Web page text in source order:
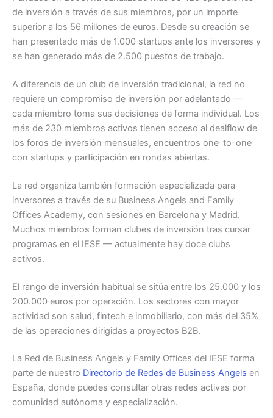
de inversión a través de sus miembros, por un importe
superior a los 56 millones de euros. Desde su creación se
han presentado más de 1.000 startups ante los inversores y
se han generado más de 2.500 puestos de trabajo.
A diferencia de un club de inversión tradicional, la red no
requiere un compromiso de inversión por adelantado —
cada miembro toma sus decisiones de forma individual. Los
más de 230 miembros activos tienen acceso al dealflow de
los foros de inversión mensuales, encuentros one-to-one
con startups y participación en rondas abiertas.
La red organiza también formación especializada para
inversores a través de su Business Angels and Family
Offices Academy, con sesiones en Barcelona y Madrid.
Muchos miembros forman clubes de inversión tras cursar
programas en el IESE — actualmente hay doce clubs
activos.
El rango de inversión habitual se sitúa entre los 25.000 y los
200.000 euros por operación. Los sectores con mayor
actividad son salud, fintech e inmobiliario, con más del 35%
de las operaciones dirigidas a proyectos B2B.
La Red de Business Angels y Family Offices del IESE forma
parte de nuestro Directorio de Redes de Business Angels en
España, donde puedes consultar otras redes activas por
comunidad autónoma y especialización.